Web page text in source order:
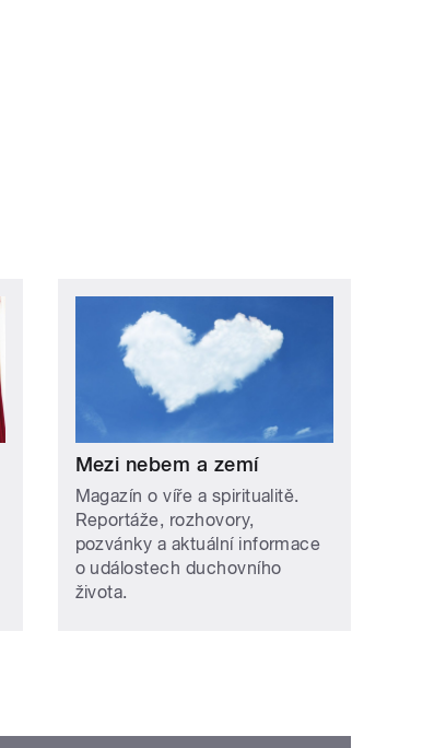
Mezi nebem a zemí
Magazín o víře a spiritualitě.
Reportáže, rozhovory,
pozvánky a aktuální informace
o událostech duchovního
života.